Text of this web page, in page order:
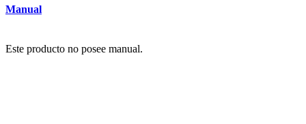
Manual
Este producto no posee manual.